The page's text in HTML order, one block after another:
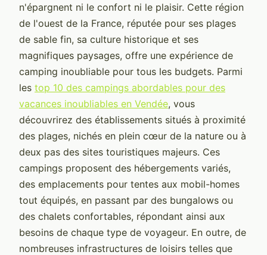
n'épargnent ni le confort ni le plaisir. Cette région
de l'ouest de la France, réputée pour ses plages
de sable fin, sa culture historique et ses
magnifiques paysages, offre une expérience de
camping inoubliable pour tous les budgets. Parmi
les top 10 des campings abordables pour des
vacances inoubliables en Vendée, vous
découvrirez des établissements situés à proximité
des plages, nichés en plein cœur de la nature ou à
deux pas des sites touristiques majeurs. Ces
campings proposent des hébergements variés,
des emplacements pour tentes aux mobil-homes
tout équipés, en passant par des bungalows ou
des chalets confortables, répondant ainsi aux
besoins de chaque type de voyageur. En outre, de
nombreuses infrastructures de loisirs telles que